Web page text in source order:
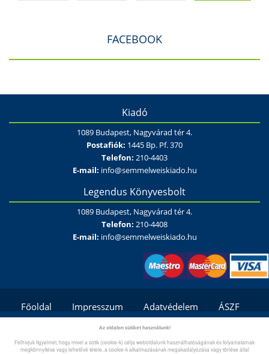
Az oldalon sütiket használunk!
Felhívjuk figyelmét, hogy mivel a sütik (cookie-k) célja weboldalunk használhatóságának és folyamatainak
megkönnyítése vagy lehetővé tétele, a cookie-k alkalmazásának megakadályozása vagy törlése által
FACEBOOK
Kiadó
1089 Budapest, Nagyvárad tér 4.
Postafiók: 1445 Bp. Pf. 370
Telefon: 210-4403
E-mail: info@semmelweiskiado.hu
Legendus Könyvesbolt
1089 Budapest, Nagyvárad tér 4.
Telefon: 210-4408
E-mail: info@semmelweiskiado.hu
Főoldal Impresszum Adatvédelem
ÁSZF
Fizetési és szállítási feltételek/módok
Gyík/Súgó